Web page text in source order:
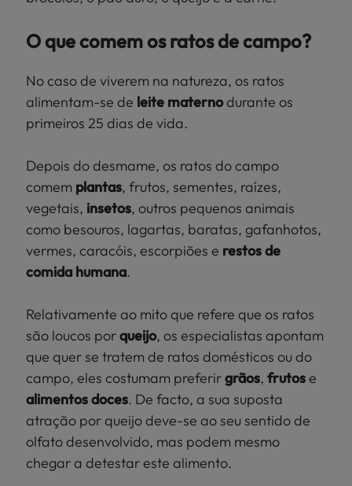
O que comem os ratos de campo?
No caso de viverem na natureza, os ratos
alimentam-se de leite maternodurante os
primeiros 25 dias de vida.
Depois do desmame, os ratos do campo
comem plantas, frutos, sementes, raízes,
vegetais, insetos, outros pequenos animais
como besouros, lagartas, baratas, gafanhotos,
vermes, caracóis, escorpiões e restos de
comida humana.
Relativamente ao mito que refere que os ratos
são loucos porqueijo, os especialistas apontam
que quer se tratem de ratos domésticos ou do
campo, eles costumam preferirgrãos, frutose
alimentos doces. De facto, a sua suposta
atração por queijo deve-se ao seu sentido de
olfato desenvolvido, mas podem mesmo
chegar a detestar este alimento.